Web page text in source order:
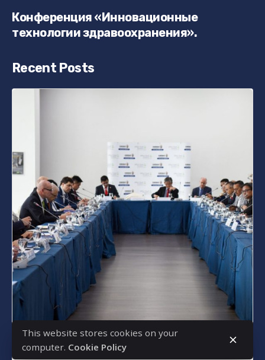
Конференция «Инновационные
технологии здравоохранения».
Recent Posts
Posted by
bencsikg
9 марта, 2025 2 min read
This website stores cookies on your
computer. Cookie Policy